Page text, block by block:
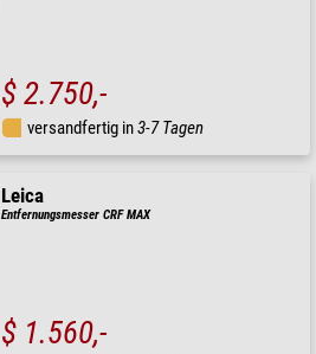
$ 2.750,-
versandfertig in3-7 Tagen
Leica
Entfernungsmesser CRF MAX
$ 1.560,-